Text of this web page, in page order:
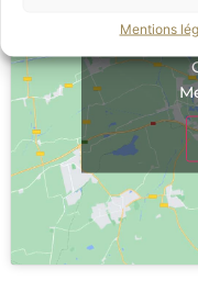
Mentions
Cliquez sur